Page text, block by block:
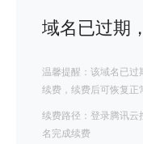
域名已过期
温馨提醒：该域名已过
续费，续费后可恢复正
续费路径：登录腾讯云
名完成续费